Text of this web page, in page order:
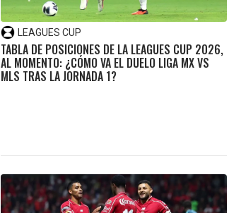
LEAGUES CUP
TABLA DE POSICIONES DE LA LEAGUES CUP 2026,
AL MOMENTO: ¿CÓMO VA EL DUELO LIGA MX VS
MLS TRAS LA JORNADA 1?